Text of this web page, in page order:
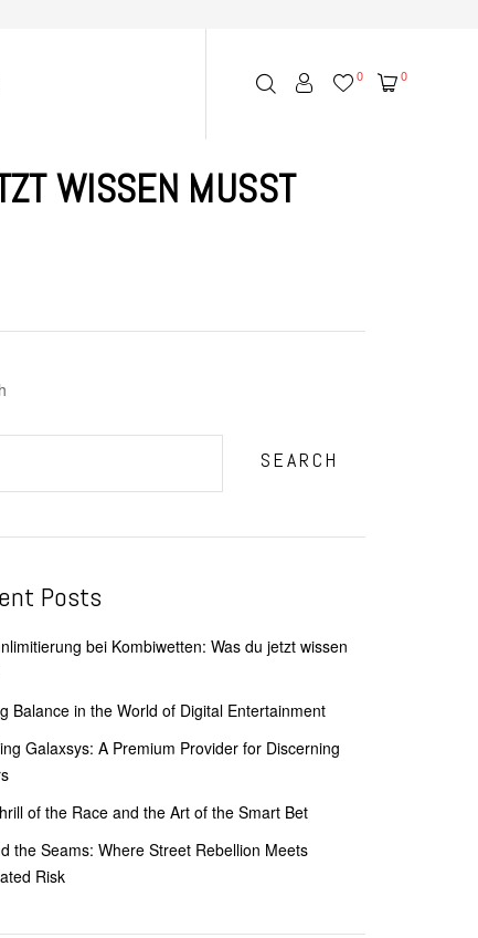
0 0
WISSEN MUSST
SEARCH
Posts
bei Kombiwetten: Was du jetzt wissen
Balance in the World of Digital Entertainment
Galaxsys: A Premium Provider for Discerning
of the Race and the Art of the Smart Bet
the Seams: Where Street Rebellion Meets
Risk